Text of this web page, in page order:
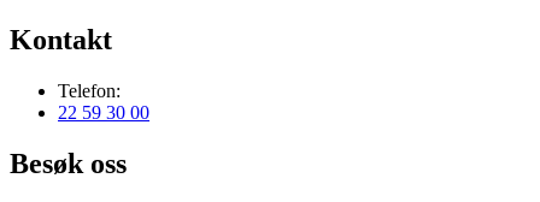
Kontakt
Telefon:
22 59 30 00
Besøk oss